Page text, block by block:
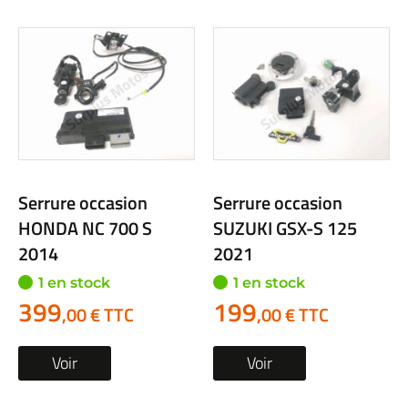
Serrure occasion
HONDA NC 700 S
2014
1 en stock
399,00 € TTC
Voir
Serrure occasion
SUZUKI GSX-S 125
2021
1 en stock
199,00 € TTC
Voir